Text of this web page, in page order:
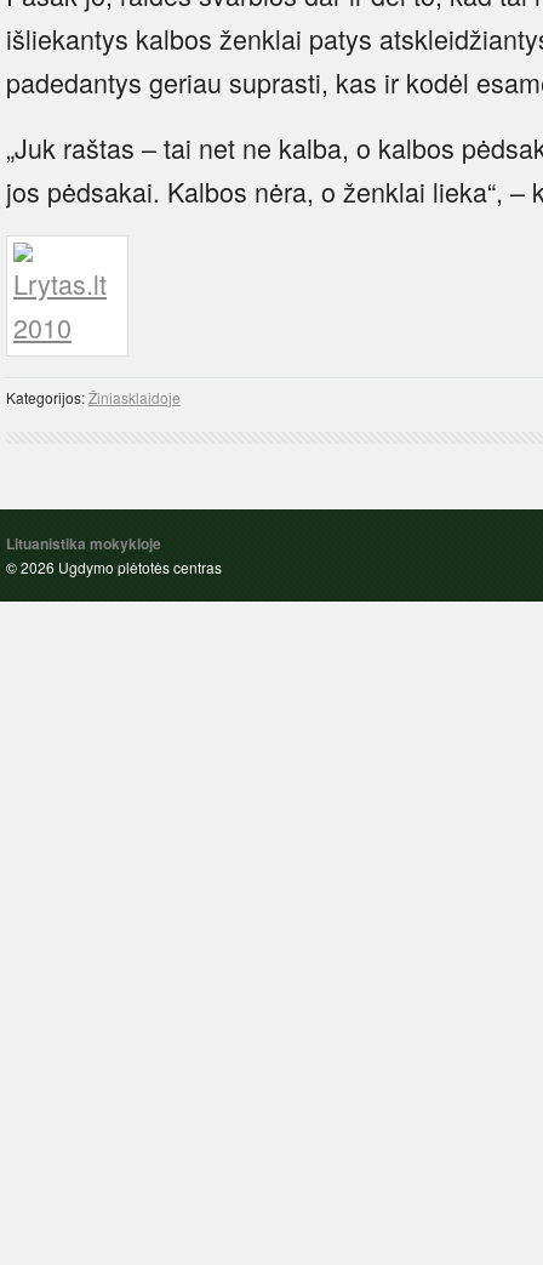
išliekantys kalbos ženklai patys
padedantys geriau suprasti, kas ir kodėl
„Juk raštas – tai net ne kalba, o kalbos
jos pėdsakai. Kalbos nėra, o ženklai lieka“, –
Kategorijos:Žiniasklaidoje
Lituanistika mokykloje
© 2026 Ugdymo plėtotės centras